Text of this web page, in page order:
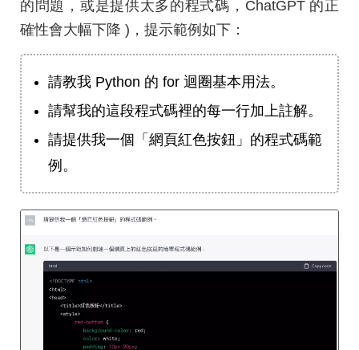
的問題，或是提供太多的程式碼，ChatGPT 的正
確性會大幅下降 )，提示範例如下：
請教我 Python 的 for 迴圈基本用法。
請幫我的這段程式碼裡的每一行加上註解。
請提供我一個「網頁紅色按鈕」的程式碼範
例。